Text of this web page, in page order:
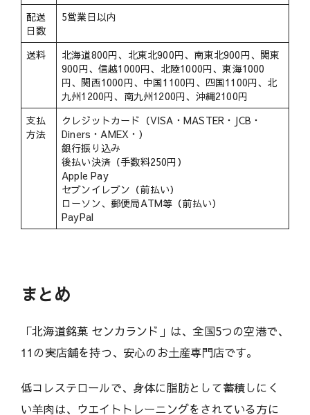
配送
日数
5営業日以内
送料
北海道800円、北東北900円、南東北900円、関東
900円、信越1000円、北陸1000円、東海1000
円、関西1000円、中国1100円、四国1100円、北
九州1200円、南九州1200円、沖縄2100円
支払
方法
クレジットカード（VISA・MASTER・JCB・
Diners・AMEX・）
銀行振り込み
後払い決済（手数料250円）
Apple Pay
セブンイレブン（前払い）
ローソン、郵便局ATM等（前払い）
PayPal
まとめ
「北海道銘菓 センカランド」は、全国5つの空港で、
11の実店舗を持つ、安心のお土産専門店です。
低コレステロールで、身体に脂肪として蓄積しにく
い羊肉は、ウエイトトレーニングをされている方に